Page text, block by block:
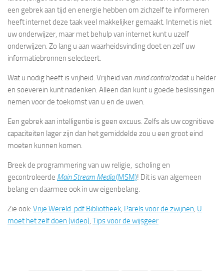
een gebrek aan tijd en energie hebben om zichzelf te informeren
heeft internet deze taak veel makkelijker gemaakt. Internet is niet
uw onderwijzer, maar met behulp van internet kunt u uzelf
onderwijzen. Zo lang u aan waarheidsvinding doet en zelf uw
informatiebronnen selecteert.
Wat u nodig heeft is vrijheid. Vrijheid van mind controlzodat u helder
en soeverein kunt nadenken. Alleen dan kunt u goede beslissingen
nemen voor de toekomst van u en de uwen.
Een gebrek aan intelligentie is geen excuus. Zelfs als uw cognitieve
capaciteiten lager zijn dan het gemiddelde zou u een groot eind
moeten kunnen komen.
Breek de programmering van uw religie, scholing en
gecontroleerde Main Stream Media(MSM)! Dit is van algemeen
belang en daarmee ook in uw eigenbelang.
Zie ook: Vrije Wereld .pdf Bibliotheek, Parels voor de zwijnen, U
moet het zelf doen (video), Tips voor de wijsgeer